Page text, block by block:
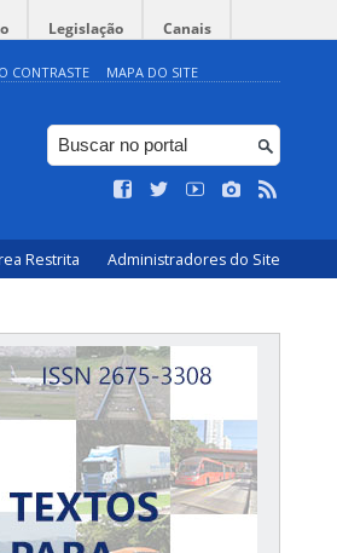
Legislação Canais
CONTRASTE MAPA DO SITE
Restrita Administradores do Site